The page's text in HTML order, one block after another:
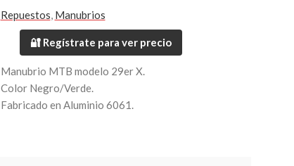
Repuestos, Manubrios
🔐 Regístrate para ver precio
Manubrio MTB modelo 29er X.
Color Negro/Verde.
Fabricado en Aluminio 6061.